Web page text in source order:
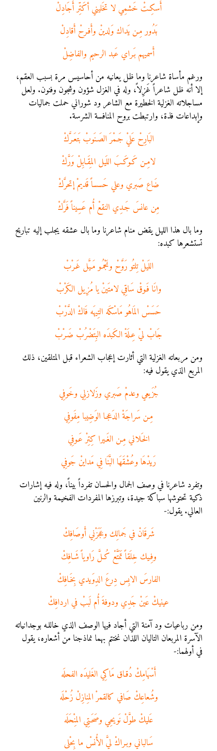
أَسكِـتْ خَشمِي لا تخَليني أكَتِّر أَجَادِلْ
بَدُور مِـن يَداك وَلدينْ وأَفـرحْ أَقادِلْ
أَسميهم بَـراي عَبد الرحيم والفاضِلْ
ورغم مأساة شاعرنا وما ظل يعانيه من أحاسيس مرة بسبب العقم،
إلا أنه ظل شاعراً غَزِلاً، وله في الغزل شؤون وشجون وفنون. ولعل
مساجلاته الغزلية الخطيرة مع الشاعر ود شوراني حملت جماليات
وإبداعات فذة، وارتبطت بروح المنافسة الشرسة.
البَارِحْ عَليْ جَـمْرَ الصَـنَوبْ بَتعَـرَّكْ
لامِـن كَـوكَـبَ اللَيل المِقَـابِلْ وَرَّكْ
ضَاع صَبري وعلي حَسساً قَديمْ إتحرَّكْ
مِن عانسَ جَـدِي النقعْ أُم عَسِيناً فَرَّكْ
وما بال هذا الليل يقض منام شاعرنا وما بال عشقه يجلب إليه تباريح
تستشعرها كبده:
اللَيلْ تِلتُو رَوَّحْ ونَجْمُـو مَـيَّل غَـرْبْ
وانَا فَـوقْ سَاقِي لامتَينْ يا مُزِيل الكَرْبْ
حَسَسْ المَاهُو مَاسْكَه التِيهَه فَاكْ الدَّرْبْ
جَابْ ليْ عِـلَةْ الكَبدَه البِتَضْرُبْ ضَـرْبْ
ومن مربعاته الغزلية التي أثارت إعجاب الشعراء قبل المتلقين، ذلك
المربع الذي يقول فيه:
جُزَيعي وعدمْ صَبري وزَلازلِي وخَوفِي
مِـن سَراجَةْ الدَعجـا الوَضِيبا مِفَوفِي
الخَـلاني مِـن الغَـيرا كِتِرْ عَـوفِي
رَيدْهَا وعُشْقَهَا البَّنَا فِي مَداينْ جَوفِي
وتفرد شاعرنا في وصف الجمال والحسان تفرداً بيناً، وله فيه إشارات
ذكية تحتوشها سباكة جيدة، وتبرزها المفردات الفخيمة والرنين
العالي. يقول:-
شَرقَانْ في جَمالِك وعَجَزْنِي أَوصَافِكْ
وفِـيك خِلَقاً تَمَتَّعْ كُـلَّ رَاوياً شَـافِكْ
الفارسَ الابِس دِرعَ الدِوَيدي بِخَـافِكْ
عينيكْ عَينْ جَدِي ودوفةَ أُم لَببْ في اردافِكْ
ومن رباعيات ود آمنة التي أجاد فيها الوصف الذي خاللـه بوجدانياته
الآسرة المربعان التاليان اللذان نختتم بهما نماذجنا من أشعاره، يقول
في أولهما:-
أَسْهَامِكْ دُقـاق مَاكِي الغَليدَه الفحلَه
وشُعاعِكْ صَافي كالقمرْ المِنازِلْ زُحْلَه
عَليكْ طوَّلْ نَويحِي وصَحَـتِي المِنْحَلَه
سَالباني وبـراكْ ليَّ الأُنسْ ما بِحْلى